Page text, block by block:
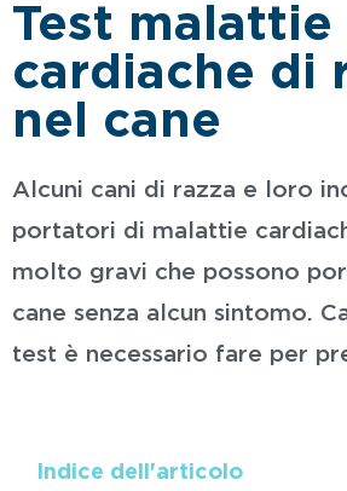
Test malattie
cardiache di
nel cane
Alcuni cani di razza e loro
portatori di malattie
molto gravi che possono
cane senza alcun sintomo.
test è necessario fare per
Indice dell'articolo